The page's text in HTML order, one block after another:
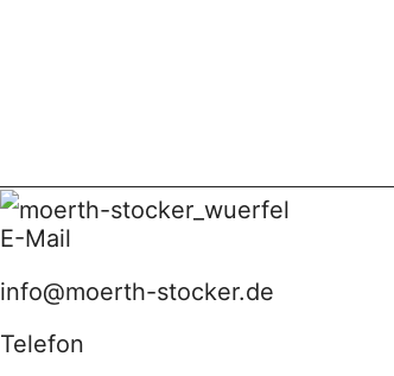
E-Mail
info@moerth-stocker.de
Telefon